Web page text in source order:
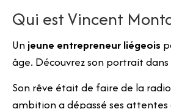
Qui est Vincent
Un jeune entrepreneur liégeois
âge. Découvrez son portrait dans
Son rêve était de faire de la
ambition a dépassé ses attentes